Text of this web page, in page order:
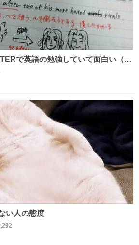
で英語の勉強していて面白い（娘
い人の態度